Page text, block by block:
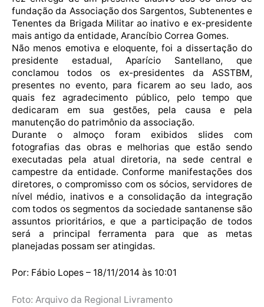
fundação da Associação dos Sargentos, Subtenentes e
Tenentes da Brigada Militar ao inativo e ex-presidente
mais antigo da entidade, Arancíbio Correa Gomes.
Não menos emotiva e eloquente, foi a dissertação do
presidente estadual, Aparício Santellano, que
conclamou todos os ex-presidentes da ASSTBM,
presentes no evento, para ficarem ao seu lado, aos
quais fez agradecimento público, pelo tempo que
dedicaram em sua gestões, pela causa e pela
manutenção do patrimônio da associação.
Durante o almoço foram exibidos slides com
fotografias das obras e melhorias que estão sendo
executadas pela atual diretoria, na sede central e
campestre da entidade. Conforme manifestações dos
diretores, o compromisso com os sócios, servidores de
nível médio, inativos e a consolidação da integração
com todos os segmentos da sociedade santanense são
assuntos prioritários, e que a participação de todos
será a principal ferramenta para que as metas
planejadas possam ser atingidas.
Por: Fábio Lopes – 18/11/2014 às 10:01
Foto: Arquivo da Regional Livramento